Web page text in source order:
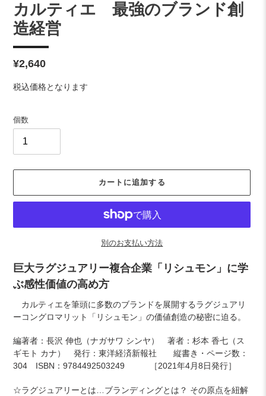
カルティエ 最強のブランド創
造経営
通
価
¥2,640
税込価格となります
個数
カートに追加する
別のお支払い方法
カ
ー
ト
商
を
追
加
る
巨大ラグジュアリー複合企業「リシュモン」に学
ぶ感性価値の高め方
カルティエを筆頭に多数のブランドを展開するラグジュアリ
ーコングロマリット「リシュモン」の価値創造の秘密に迫る。
編著者：長沢 伸也（ナガサワ シンヤ） 著者：杉本 香七（ス
ギモト カナ） 発行：東洋経済新報社 縦書き・ページ数：
304 ISBN：9784492503249 ［2021年4月8日発行］
☆ラグジュアリーとは…ブランディングとは？ その原点を紐解